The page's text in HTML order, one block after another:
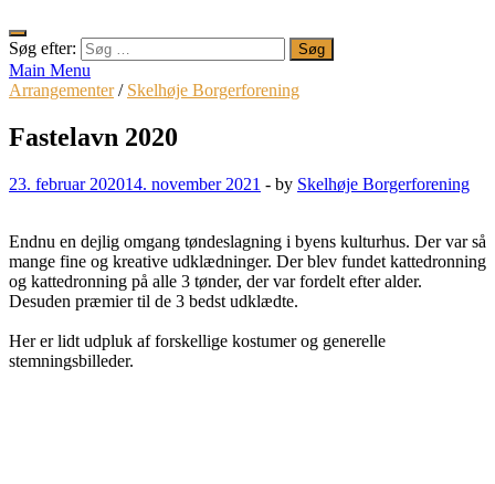
Søg efter:
Main Menu
Arrangementer/ Skelhøje Borgerforening
Fastelavn 2020
23. februar 202014. november 2021 - by Skelhøje Borgerforening
Endnu en dejlig omgang tøndeslagning i byens kulturhus. Der var så
mange fine og kreative udklædninger. Der blev fundet kattedronning
og kattedronning på alle 3 tønder, der var fordelt efter alder.
Desuden præmier til de 3 bedst udklædte.
Her er lidt udpluk af forskellige kostumer og generelle
stemningsbilleder.